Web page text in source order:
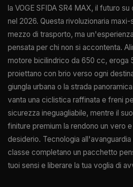
la VOGE SFIDA SR4 MAX, il futuro
nel 2026. Questa rivoluzionaria
mezzo di trasporto, ma
pensata per chi non si accontenta.
motore bicilindrico da 650 cc, eroga
proiettano con brio verso ogni
giungla urbana o la strada
vanta una ciclistica raffinata e freni
sicurezza ineguagliabile, mentre il
finiture premium la rendono un vero
desiderio. Tecnologia
classe completano un pacchetto
tuoi sensi e liberare la tua voglia di